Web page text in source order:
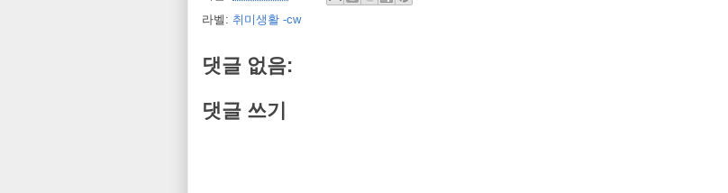
라벨: 취미생활 -cw
댓글 없음:
댓글 쓰기